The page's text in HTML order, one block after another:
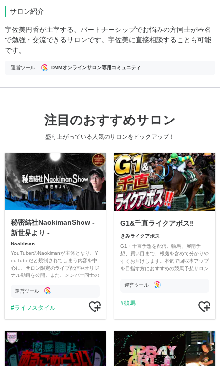
サロン紹介
宇佐美円香が主宰する、パートナーシップでお悩みの方同士が匿名
で勉強・交流できるサロンです。宇佐美に直接相談することも可能
です。
運営ツール DMMオンラインサロン専用コミュニティ
注目のおすすめサロン
盛り上がっている人気のサロンをピックアップ！
秘密結社NaokimanShow -
新世界より -
Naokiman
YouTuberのNaokimanが主体となり、Y
ouTubeだと規制されてしまう内容を中
心に、サロン限定のライブ配信やオリジ
ナル動画を公開。また、メンバー同士の
ただいています。
運営ツール
ライフスタイル
G1&千直ライクアボス‼️
きみライクアボス
G1・千直予想を配信。軸馬、展開予
想、買い目まで、根拠を含めて分かりや
すくお届けします。本気で回収率アップ
を目指す方におすすめの競馬予想サロン
運営ツール
競馬